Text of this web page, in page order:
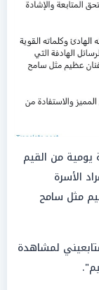
يومية من القيم
الأسرة
مثل سامح
لمشاهدة